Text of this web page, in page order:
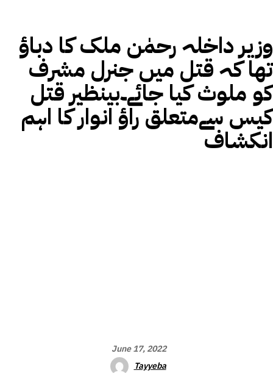
وزیر داخلہ رحمٰن ملک کا دباؤ
تھا کہ قتل میں جنرل مشرف
کو ملوث کیا جائے۔بینظیر قتل
کیس سےمتعلق راؤ انوار کا اہم
انکشاف
June 17, 2022
Tayyeba